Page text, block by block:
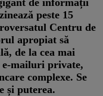
peste 15
Centru de
apropiat să
de la cea mai
e-mailuri private,
complexe. Se
și puterea.